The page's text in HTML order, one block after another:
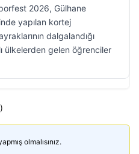
2026, Gülhane
yapılan kortej
dalgalandığı
ülkelerden gelen öğrenciler
olmalısınız.